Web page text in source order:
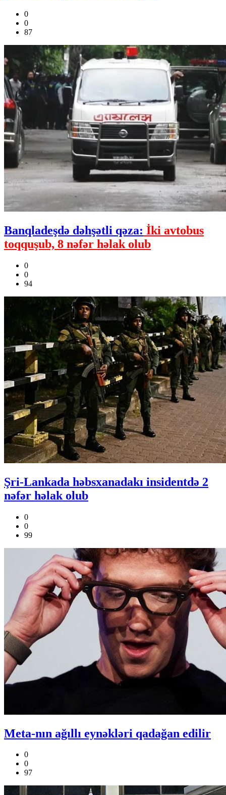
0
0
87
Banqladeşdə dəhşətli qəza: İki avtobus
toqquşub, 8 nəfər həlak olub
0
0
94
Şri-Lankada həbsxanadakı insidentdə 2
nəfər həlak olub
0
0
99
Meta-nın ağıllı eynəkləri qadağan edilir
0
0
97